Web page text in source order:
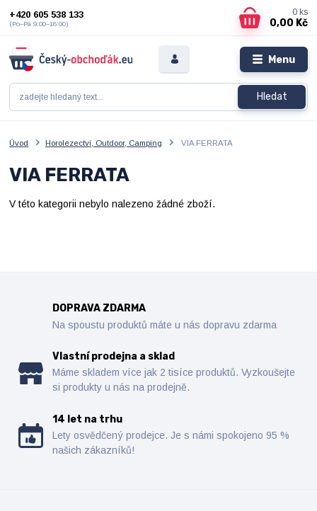
Menu
Hledat
+420 605 538 133
(Po–Pá 9:00–16:00)
0 ks
0,00 Kč
Úvod Horolezectví, Outdoor, Camping VIA FERRATA
VIA FERRATA
V této kategorii nebylo nalezeno žádné zboží.
DOPRAVA ZDARMA
Na spoustu produktů máte u nás dopravu zdarma
Vlastní prodejna a sklad
Máme skladem více jak 2 tisíce produktů. Vyzkoušejte
si produkty u nás na prodejně.
14 let na trhu
Lety osvědčený prodejce. Je s námi spokojeno 95 %
našich zákazníků!